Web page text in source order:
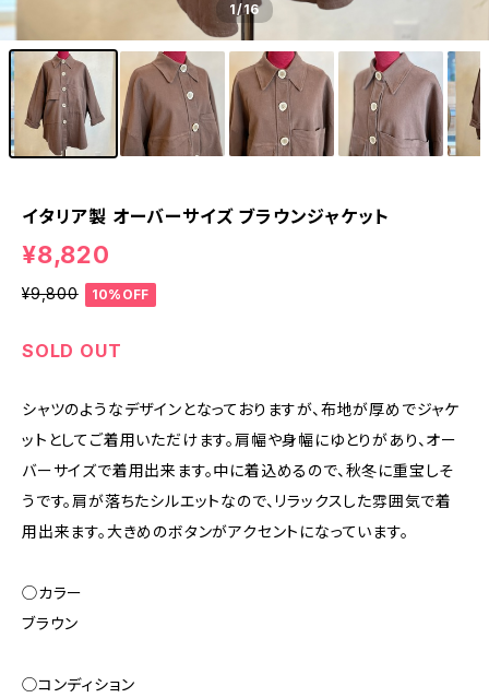
1/16
イタリア製 オーバーサイズ ブラウンジャケット
¥8,820
¥9,800 10%OFF
SOLD OUT
シャツのようなデザインとなっておりますが、布地が厚めでジャケ
ットとしてご着用いただけます。肩幅や身幅にゆとりがあり、オー
バーサイズで着用出来ます。中に着込めるので、秋冬に重宝しそ
うです。肩が落ちたシルエットなので、リラックスした雰囲気で着
用出来ます。大きめのボタンがアクセントになっています。
◯カラー
ブラウン
◯コンディション